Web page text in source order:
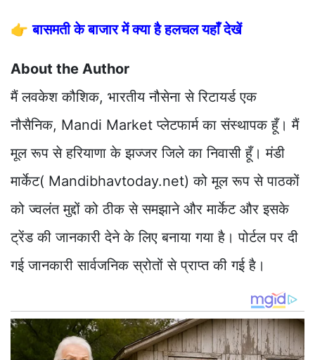
👉बासमती के बाजार में क्या है हलचल यहाँ देखें
About the Author
मैं लवकेश कौशिक, भारतीय नौसेना से रिटायर्ड एक
नौसैनिक, Mandi Market प्लेटफार्म का संस्थापक हूँ। मैं
मूल रूप से हरियाणा के झज्जर जिले का निवासी हूँ। मंडी
मार्केट( Mandibhavtoday.net) को मूल रूप से पाठकों
को ज्वलंत मुद्दों को ठीक से समझाने और मार्केट और इसके
ट्रेंड की जानकारी देने के लिए बनाया गया है। पोर्टल पर दी
गई जानकारी सार्वजनिक स्रोतों से प्राप्त की गई है।